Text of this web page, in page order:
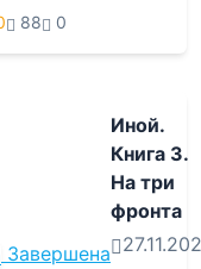
88 0
Завершена
Иной.
Книга 3.
На три
фронта